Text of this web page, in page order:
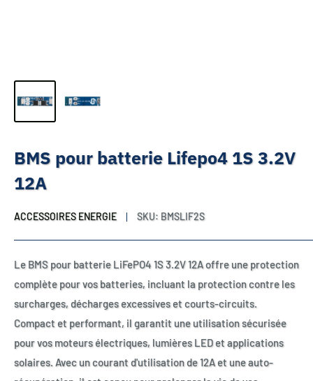
BMS pour batterie Lifepo4 1S 3.2V
12A
ACCESSOIRES ENERGIE SKU: BMSLIF2S
Le BMS pour batterie LiFePO4 1S 3.2V 12A offre une protection
complète pour vos batteries, incluant la protection contre les
surcharges, décharges excessives et courts-circuits.
Compact et performant, il garantit une utilisation sécurisée
pour vos moteurs électriques, lumières LED et applications
solaires. Avec un courant d'utilisation de 12A et une auto-